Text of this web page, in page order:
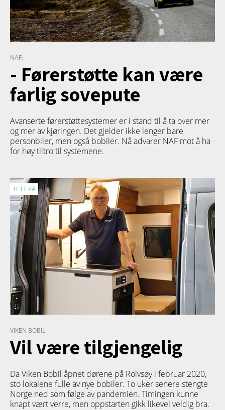
NAF:
- Førerstøtte kan være
farlig sovepute
Avanserte førerstøttesystemer er i stand til å ta over mer
og mer av kjøringen. Det gjelder ikke lenger bare
personbiler, men også bobiler. Nå advarer NAF mot å ha
for høy tiltro til systemene.
TETT PÅ
VIKEN BOBIL
Vil være tilgjengelig
Da Viken Bobil åpnet dørene på Rolvsøy i februar 2020,
sto lokalene fulle av nye bobiler. To uker senere stengte
Norge ned som følge av pandemien. Timingen kunne
knapt vært verre, men oppstarten gikk likevel veldig bra.